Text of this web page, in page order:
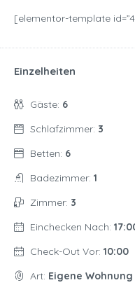
[elementor-template
Einzelheiten
Gäste: 6
Schlafzimmer: 3
Betten: 6
Badezimmer: 1
Zimmer: 3
Einchecken Nach:
Check-Out Vor: 10:00
Art: Eigene